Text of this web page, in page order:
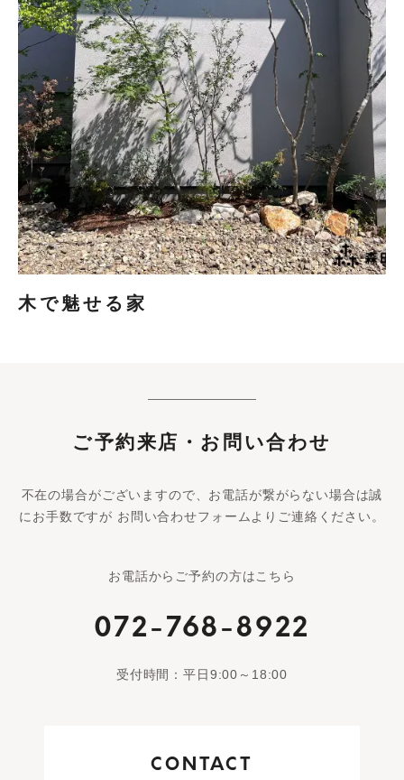
木で魅せる家
ご予約来店・お問い合わせ
不在の場合がございますので、お電話が繋がらない場合は誠
にお手数ですが お問い合わせフォームよりご連絡ください。
お電話からご予約の方はこちら
072-768-8922
受付時間：平日9:00～18:00
CONTACT